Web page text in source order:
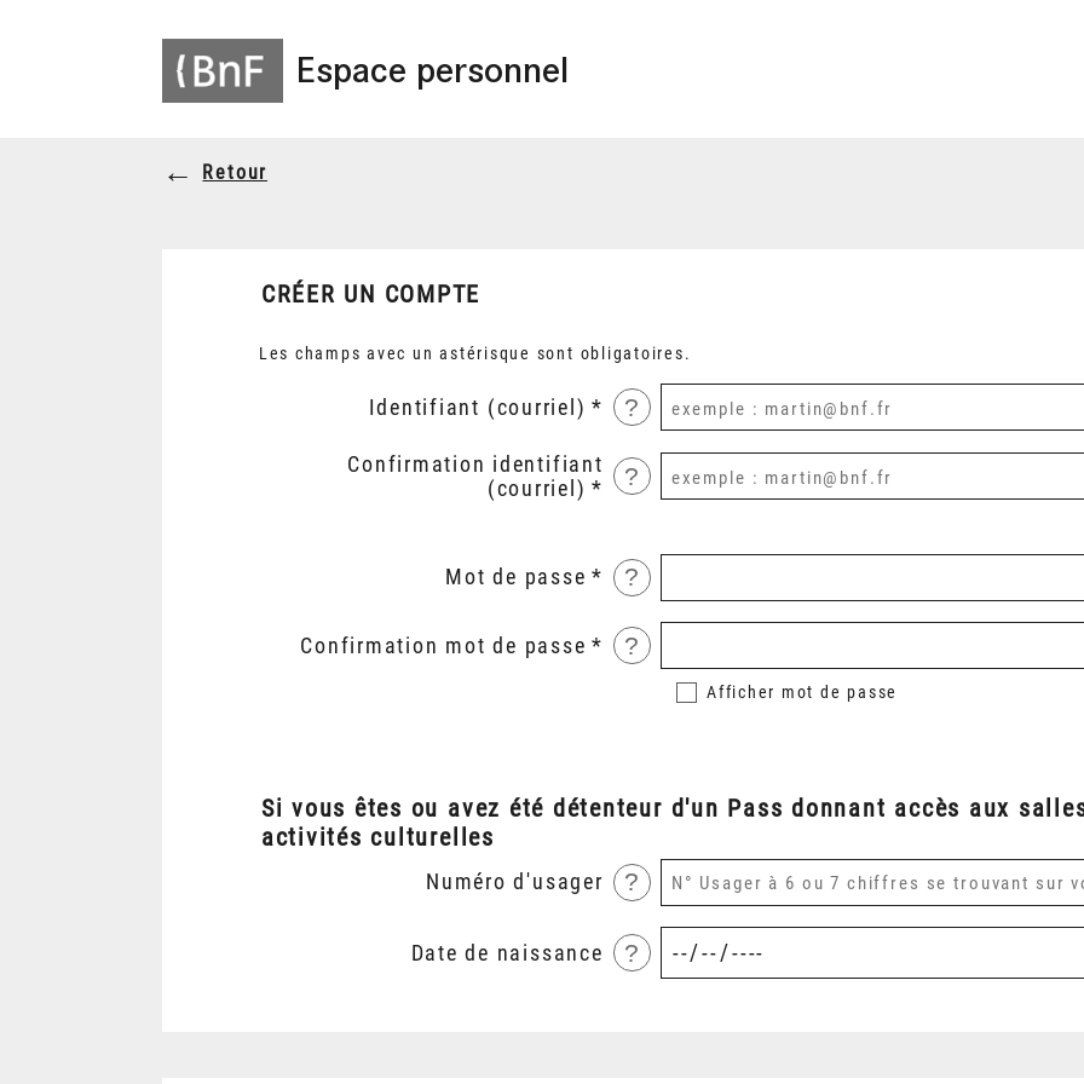
Espace personnel
Retour
CRÉER UN COMPTE
Les champs avec un astérisque sont obligatoires.
Identifiant (courriel) ?
Confirmation identifiant
(courriel)
?
Mot de passe ?
Confirmation mot de passe ?
Afficher mot de passe
Si vous êtes ou avez été détenteur d'un Pass donnant accès aux
activités culturelles
Numéro d'usager ?
Date de naissance ?